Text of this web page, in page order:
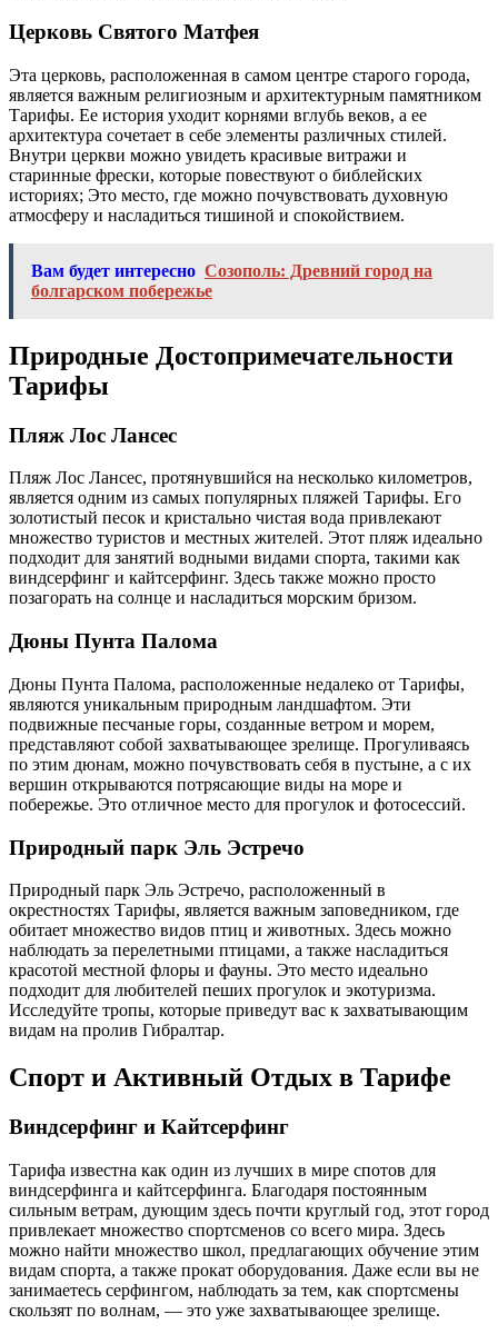
Церковь Святого Матфея
Эта церковь, расположенная в самом центре старого города,
является важным религиозным и архитектурным памятником
Тарифы. Ее история уходит корнями вглубь веков, а ее
архитектура сочетает в себе элементы различных стилей.
Внутри церкви можно увидеть красивые витражи и
старинные фрески, которые повествуют о библейских
историях; Это место, где можно почувствовать духовную
атмосферу и насладиться тишиной и спокойствием.
Вам будет интересно Созополь: Древний город на
болгарском побережье
Природные Достопримечательности
Тарифы
Пляж Лос Лансес
Пляж Лос Лансес, протянувшийся на несколько километров,
является одним из самых популярных пляжей Тарифы. Его
золотистый песок и кристально чистая вода привлекают
множество туристов и местных жителей. Этот пляж идеально
подходит для занятий водными видами спорта, такими как
виндсерфинг и кайтсерфинг. Здесь также можно просто
позагорать на солнце и насладиться морским бризом.
Дюны Пунта Палома
Дюны Пунта Палома, расположенные недалеко от Тарифы,
являются уникальным природным ландшафтом. Эти
подвижные песчаные горы, созданные ветром и морем,
представляют собой захватывающее зрелище. Прогуливаясь
по этим дюнам, можно почувствовать себя в пустыне, а с их
вершин открываются потрясающие виды на море и
побережье. Это отличное место для прогулок и фотосессий.
Природный парк Эль Эстречо
Природный парк Эль Эстречо, расположенный в
окрестностях Тарифы, является важным заповедником, где
обитает множество видов птиц и животных. Здесь можно
наблюдать за перелетными птицами, а также насладиться
красотой местной флоры и фауны. Это место идеально
подходит для любителей пеших прогулок и экотуризма.
Исследуйте тропы, которые приведут вас к захватывающим
видам на пролив Гибралтар.
Спорт и Активный Отдых в Тарифе
Виндсерфинг и Кайтсерфинг
Тарифа известна как один из лучших в мире спотов для
виндсерфинга и кайтсерфинга. Благодаря постоянным
сильным ветрам, дующим здесь почти круглый год, этот город
привлекает множество спортсменов со всего мира. Здесь
можно найти множество школ, предлагающих обучение этим
видам спорта, а также прокат оборудования. Даже если вы не
занимаетесь серфингом, наблюдать за тем, как спортсмены
скользят по волнам, — это уже захватывающее зрелище.